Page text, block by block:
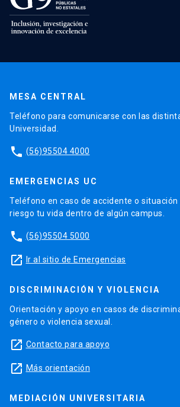
MESA CENTRAL
Teléfono para comunicarse con las
Universidad.
phone (56)95504 4000
EMERGENCIAS UC
Teléfono en caso de accidente o situación
riesgo tu vida dentro de algún campus.
phone (56)95504 5000
launch Ir al sitio de Emergencias
DISCRIMINACIÓN Y VIOLENCIA
Orientación y apoyo en casos de
género o violencia sexual.
launch Contacto para apoyo
launch Más orientación
MEDIACIÓN UNIVERSITARIA